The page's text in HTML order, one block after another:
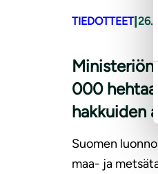
TIEDOTTEET|
000
hakkuiden
Suomen
maa- ja